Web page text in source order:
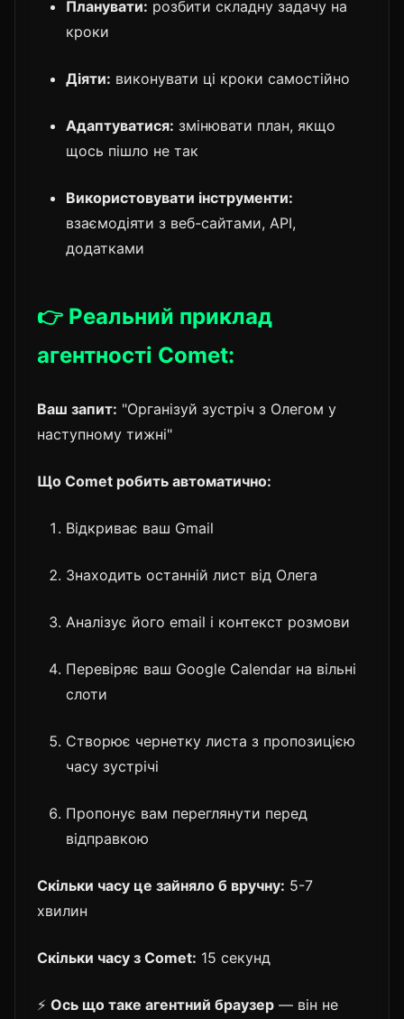
Планувати: розбити складну задачу на
кроки
Діяти: виконувати ці кроки самостійно
Адаптуватися: змінювати план, якщо
щось пішло не так
Використовувати інструменти:
взаємодіяти з веб-сайтами, API,
додатками
👉 Реальний приклад
агентності Comet:
Ваш запит: "Організуй зустріч з Олегом у
наступному тижні"
Що Comet робить автоматично:
Відкриває ваш Gmail
Знаходить останній лист від Олега
Аналізує його email і контекст розмови
Перевіряє ваш Google Calendar на вільні
слоти
Створює чернетку листа з пропозицією
часу зустрічі
Пропонує вам переглянути перед
відправкою
Скільки часу це зайняло б вручну: 5-7
хвилин
Скільки часу з Comet: 15 секунд
⚡ Ось що таке агентний браузер — він не